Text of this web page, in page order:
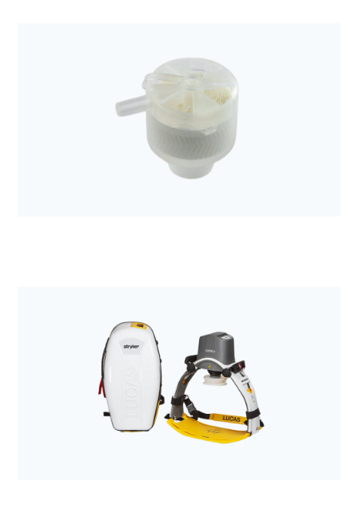
Anestezjologia i aparatura medyczna
Filtr mechaniczny Sterivent mini
Anestezjologia i aparatura medyczna
Wymiennik ciepła i wilgoci Tracheolife